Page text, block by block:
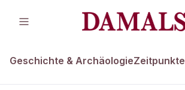
Geschichte & ArchäologieZeitpunkte